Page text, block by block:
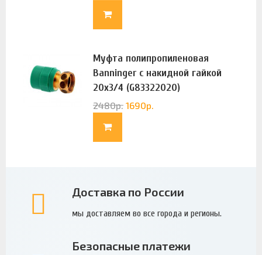
Муфта полипропиленовая
Banninger с накидной гайкой
20х3/4 (G83322020)
2480р. 1690р.
Доставка по России
мы доставляем во все города и регионы.
Безопасные платежи